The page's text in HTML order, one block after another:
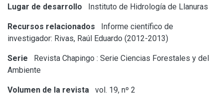
Lugar de desarrollo Instituto de Hidrología de Llanuras
Recursos relacionados
Informe científico de
investigador: Rivas, Raúl Eduardo (2012-2013)
Serie
Revista Chapingo : Serie Ciencias Forestales y del
Ambiente
Volumen de la revista vol. 19, nº 2